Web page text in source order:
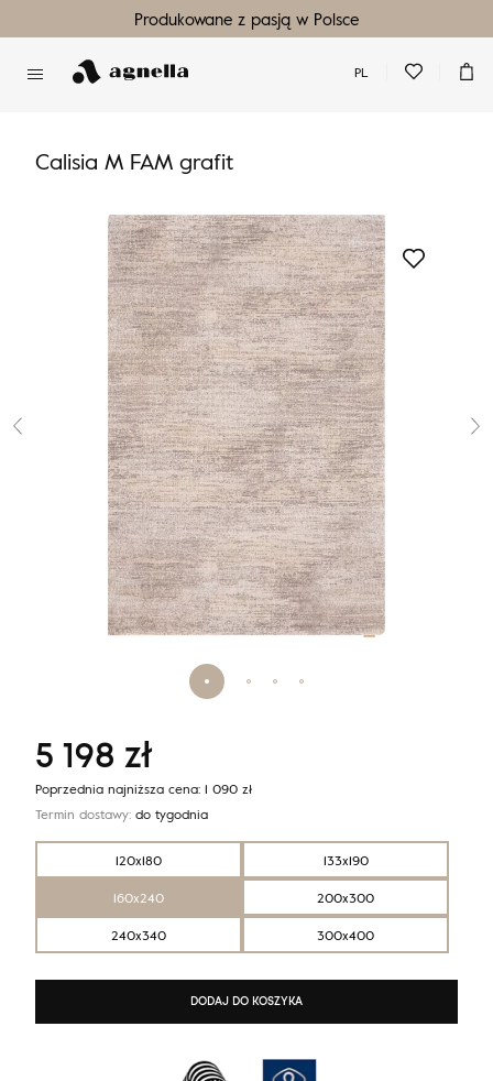
Produkowane z pasją w Polsce
PL
Calisia M FAM grafit
120x180
133x190
160x240
200x300
240x340
300x400
5 198 zł
Poprzednia najniższa cena: 1 090 zł
Termin dostawy: do tygodnia
DODAJ DO KOSZYKA